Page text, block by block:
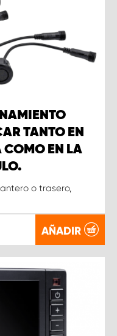
TANTO EN
COMO EN LA
o trasero,
AÑADIR